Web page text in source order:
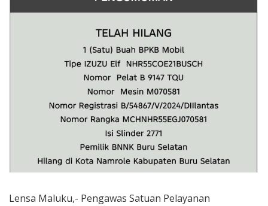
Lensa Maluku,- Pengawas Satuan Pelayanan